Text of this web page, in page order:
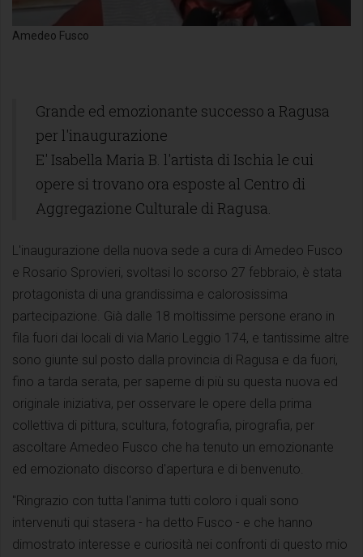
Amedeo Fusco
Grande ed emozionante successo a Ragusa
per l'inaugurazione
E' Isabella Maria B. l'artista di Ischia le cui
opere si trovano ora esposte al Centro di
Aggregazione Culturale di Ragusa.
L'inaugurazione della nuova sede a cura di Amedeo Fusco
e Rosario Sprovieri, svoltasi lo scorso 27 febbraio, è stata
protagonista di una grandissima e calorosissima
partecipazione. Già dalle 18 moltissime persone erano in
fila fuori dai locali di via Mario Leggio 174, e tantissime altre
sono giunte sul posto dalla provincia di Ragusa e da fuori,
fino a tarda serata, per saperne di più su questa nuova ed
originale iniziativa, per osservare le opere della prima
collettiva di pittura, scultura, fotografia, pirografia, per
ascoltare Amedeo Fusco che ha tenuto un emozionante
ed emozionato discorso d'apertura e di benvenuto.
"Ringrazio con tutta l'anima tutti coloro i quali sono
intervenuti qui stasera - ha detto Fusco - e che hanno
dimostrato interesse e curiosità nei confronti di questo mio